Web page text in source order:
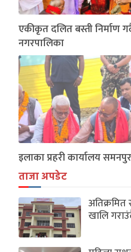
एकीकृत दलित बस्ती निर्माण
नगरपालिका
इलाका प्रहरी कार्यालय
ताजा अपडेट
अतिक्रमित
खालि